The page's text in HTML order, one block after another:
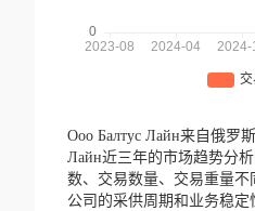
Ооо Балтус Лайн来自俄罗
Лайн近三年的市场趋势分
数、交易数量、交易重量
公司的采供周期和业务稳定